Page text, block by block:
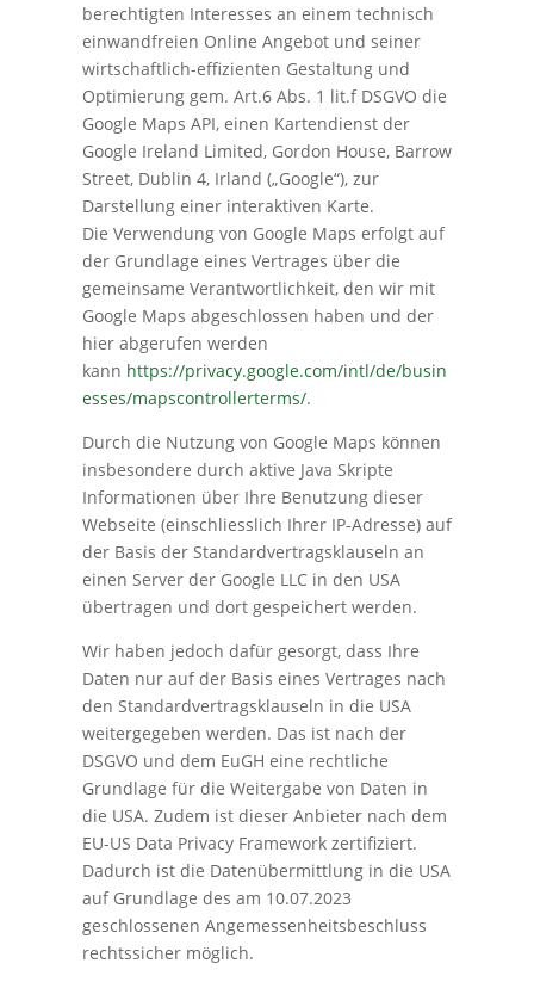
berechtigten Interesses an einem technisch
einwandfreien Online Angebot und seiner
wirtschaftlich-effizienten Gestaltung und
Optimierung gem. Art.6 Abs. 1 lit.f DSGVO die
Google Maps API, einen Kartendienst der
Google Ireland Limited, Gordon House, Barrow
Street, Dublin 4, Irland („Google“), zur
Darstellung einer interaktiven Karte.
Die Verwendung von Google Maps erfolgt auf
der Grundlage eines Vertrages über die
gemeinsame Verantwortlichkeit, den wir mit
Google Maps abgeschlossen haben und der
hier abgerufen werden
kann https://privacy.google.com/intl/de/busin
esses/mapscontrollerterms/.
Durch die Nutzung von Google Maps können
insbesondere durch aktive Java Skripte
Informationen über Ihre Benutzung dieser
Webseite (einschliesslich Ihrer IP-Adresse) auf
der Basis der Standardvertragsklauseln an
einen Server der Google LLC in den USA
übertragen und dort gespeichert werden.
Wir haben jedoch dafür gesorgt, dass Ihre
Daten nur auf der Basis eines Vertrages nach
den Standardvertragsklauseln in die USA
weitergegeben werden. Das ist nach der
DSGVO und dem EuGH eine rechtliche
Grundlage für die Weitergabe von Daten in
die USA. Zudem ist dieser Anbieter nach dem
EU-US Data Privacy Framework zertifiziert.
Dadurch ist die Datenübermittlung in die USA
auf Grundlage des am 10.07.2023
geschlossenen Angemessenheitsbeschluss
rechtssicher möglich.